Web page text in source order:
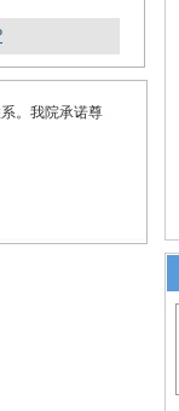
。我院承诺尊